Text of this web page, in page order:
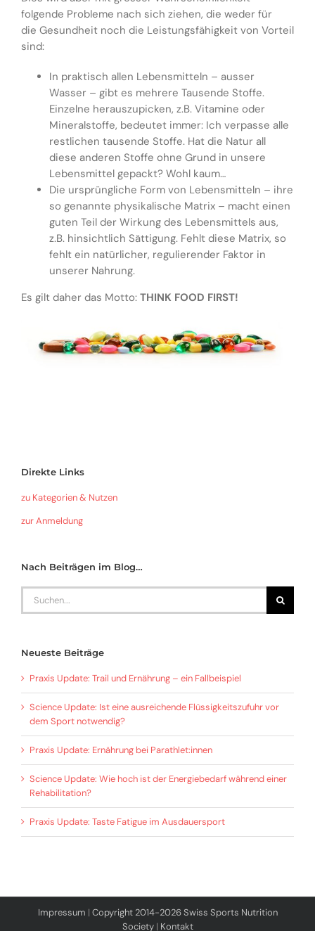
folgende Probleme nach sich ziehen, die weder für
die Gesundheit noch die Leistungsfähigkeit von Vorteil
sind:
In praktisch allen Lebensmitteln – ausser
Wasser – gibt es mehrere Tausende Stoffe.
Einzelne herauszupicken, z.B. Vitamine oder
Mineralstoffe, bedeutet immer: Ich verpasse alle
restlichen tausende Stoffe. Hat die Natur all
diese anderen Stoffe ohne Grund in unsere
Lebensmittel gepackt? Wohl kaum…
Die ursprüngliche Form von Lebensmitteln – ihre
so genannte physikalische Matrix – macht einen
guten Teil der Wirkung des Lebensmittels aus,
z.B. hinsichtlich Sättigung. Fehlt diese Matrix, so
fehlt ein natürlicher, regulierender Faktor in
unserer Nahrung.
Es gilt daher das Motto: THINK FOOD FIRST!
Direkte Links
zu Kategorien & Nutzen
zur Anmeldung
Nach Beiträgen im Blog…
Search
Neueste Beiträge
Praxis Update: Trail und Ernährung – ein Fallbeispiel
Science Update: Ist eine ausreichende Flüssigkeitszufuhr vor
dem Sport notwendig?
Praxis Update: Ernährung bei Parathlet:innen
Science Update: Wie hoch ist der Energiebedarf während einer
Rehabilitation?
Praxis Update: Taste Fatigue im Ausdauersport
Impressum | Copyright 2014-2026 Swiss Sports Nutrition
Society| Kontakt